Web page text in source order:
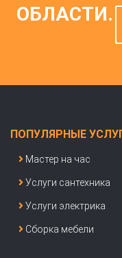
ОБЛАСТИ.
ПОПУЛЯРНЫЕ
Мастер на час
Услуги сантехника
Услуги электрика
Сборка мебели